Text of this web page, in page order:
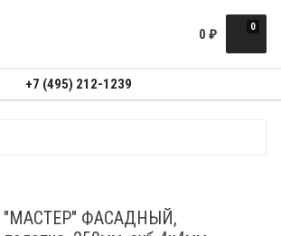
0
0 ₽
+7 (495) 212-1239
"МАСТЕР" ФАСАДНЫЙ,